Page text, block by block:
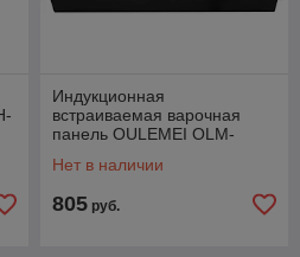
Индукционная
встраиваемая варочная
панель OULEMEI OLM-
Нет в наличии
805 руб.